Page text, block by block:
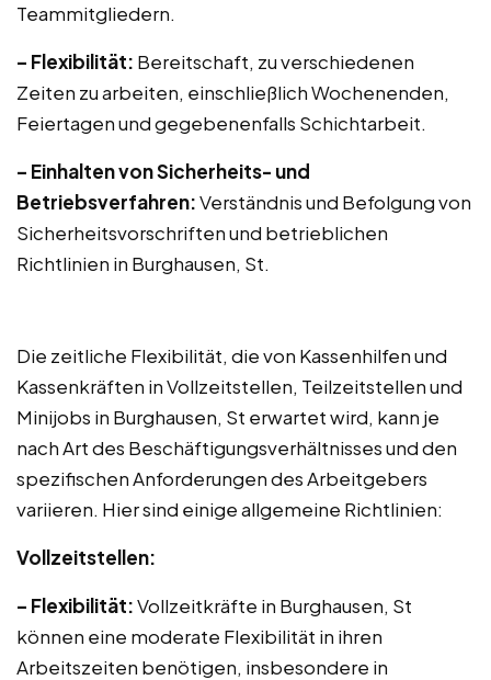
Teammitgliedern.
– Flexibilität: Bereitschaft, zu verschiedenen
Zeiten zu arbeiten, einschließlich Wochenenden,
Feiertagen und gegebenenfalls Schichtarbeit.
– Einhalten von Sicherheits- und
Betriebsverfahren:Verständnis und Befolgung von
Sicherheitsvorschriften und betrieblichen
Richtlinien in Burghausen, St.
Die zeitliche Flexibilität, die von Kassenhilfen und
Kassenkräften in Vollzeitstellen, Teilzeitstellen und
Minijobs in Burghausen, St erwartet wird, kann je
nach Art des Beschäftigungsverhältnisses und den
spezifischen Anforderungen des Arbeitgebers
variieren. Hier sind einige allgemeine Richtlinien:
Vollzeitstellen:
– Flexibilität:Vollzeitkräfte in Burghausen, St
können eine moderate Flexibilität in ihren
Arbeitszeiten benötigen, insbesondere in